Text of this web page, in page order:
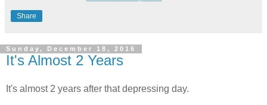
Share
Sunday, December 18, 2016
It's Almost 2 Years
It's almost 2 years after that depressing day.